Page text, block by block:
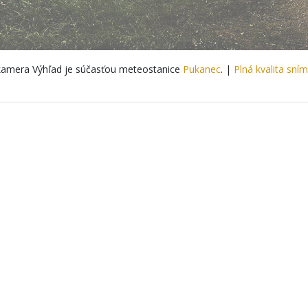
Výhľad je súčasťou meteostanice Pukanec. | Plná kvalita